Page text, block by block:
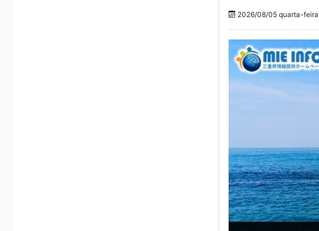
2026/08/05 quarta-feira